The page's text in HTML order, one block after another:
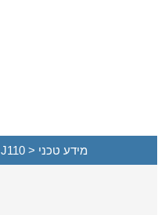
HP Deskjet 1000 Printer series – J110 > מידע טכני